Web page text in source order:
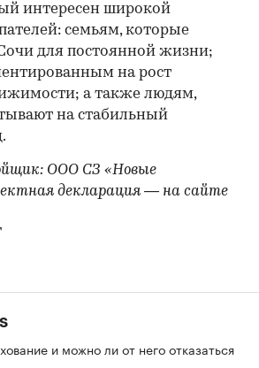
интересен широкой
семьям, которые
для постоянной жизни;
на рост
а также людям,
на стабильный
ООО СЗ «Новые
декларация — на сайте
и можно ли от него отказаться